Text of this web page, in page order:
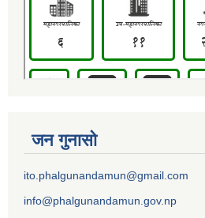
जन गुनासो
ito.phalgunandamun@gmail.com
info@phalgunandamun.gov.np